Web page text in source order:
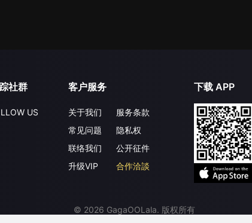
社群
US
客户服务
关于我们
常见问题
联络我们
升级VIP
服务条款
隐私权
公开征件
合作洽談
下载 APP
© 2026 GagaOOLala. 版权所有